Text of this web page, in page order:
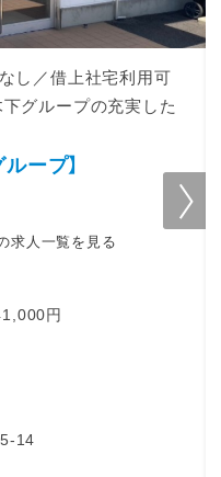
し／借上社宅利用可
下グループの充実した
ープ】
求人一覧を見る
円
宅利用可
場◎
14